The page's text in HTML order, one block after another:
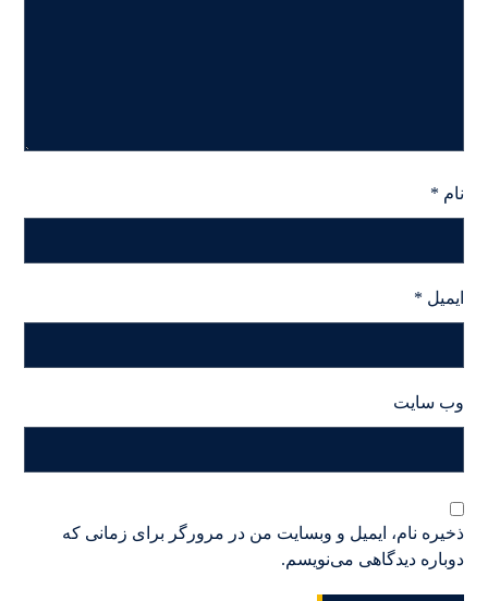
نام *
ایمیل *
وب‌ سایت
ذخیره نام، ایمیل و وبسایت من در مرورگر برای زمانی که
دوباره دیدگاهی می‌نویسم.